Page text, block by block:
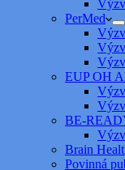
PerMed
EUP OH
BE-
Brain
Povinná